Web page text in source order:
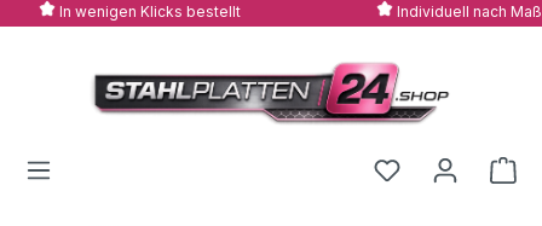
Zum Hauptinhalt springen
In wenigen Klicks bestellt Individuell nach Maß